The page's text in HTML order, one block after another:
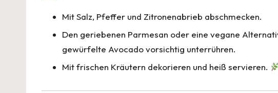
Mit Salz, Pfeffer und Zitronenabrieb abschmecken.
Den geriebenen Parmesan oder eine vegane
gewürfelte Avocado vorsichtig unterrühren.
Mit frischen Kräutern dekorieren und heiß servieren.